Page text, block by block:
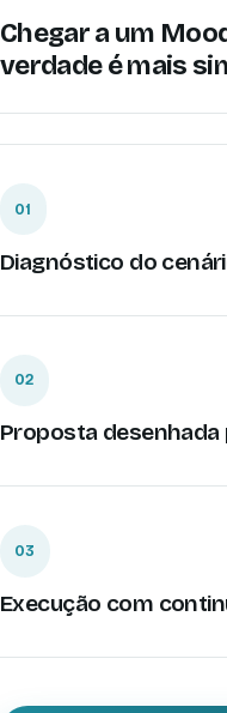
Chegar a um
verdade é mais
01
Diagnóstico do
02
Proposta desenhada
03
Execução com